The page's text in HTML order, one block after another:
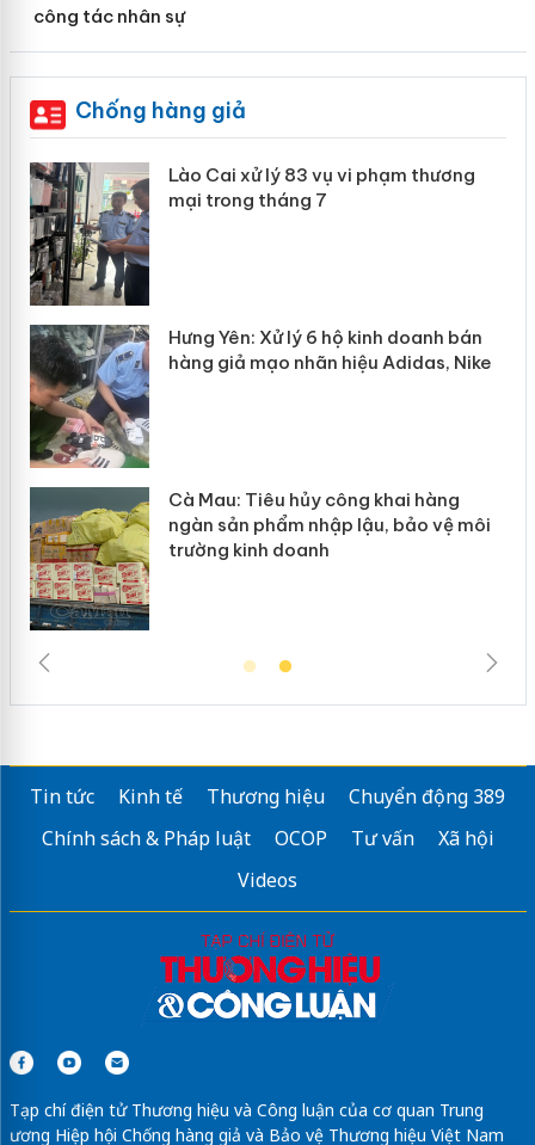
công tác nhân sự
Chống hàng giả
Lào Cai: Khởi tố 2 chủ cơ sở làm giả hơn 22
tấn gạo Séng Cù Mường Khương
Bảo vệ thương hiệu từ gốc: Đừng để “mất
Khẩn trương xác minh, xử lý sản phẩm
Slimaura Care x3 sử dụng giấy phép giả
mạo
Tin tức Kinh tế Thương hiệu
Chuyển động 389
Chính sách & Pháp luật
OCOP Tư vấn
Xã hội
Videos
Tạp chí điện tử Thương hiệu và Công luận của cơ quan Trung
ương Hiệp hội Chống hàng giả và Bảo vệ Thương hiệu Việt Nam